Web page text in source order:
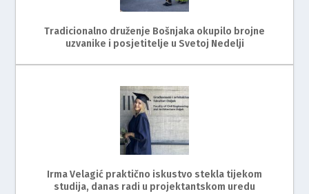
Tradicionalno druženje Bošnjaka okupilo brojne
uzvanike i posjetitelje u Svetoj Nedelji
Irma Velagić praktično iskustvo stekla tijekom
studija, danas radi u projektantskom uredu